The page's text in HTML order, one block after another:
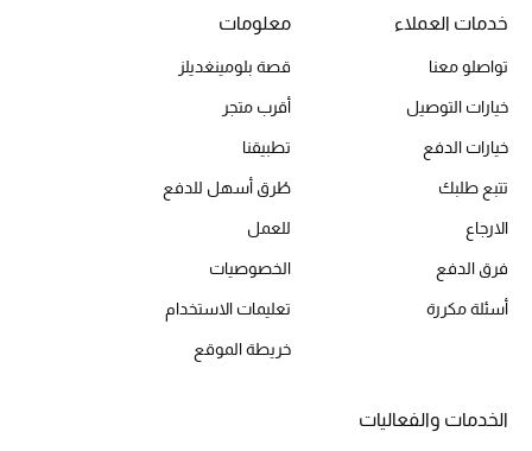
مكتشف العطور
العناية بالبشرة
مستحضرات العناية
مستحضرات الاستحمام والعناية بالجسم
العناية بالشعر
خدمات العملاء
تواصلو معنا
خيارات التوصيل
خيارات الدفع
تتبع طلبك
الارجاع
فرق الدفع
أسئلة مكررة
معلومات
قصة بلومينغديلز
أقرب متجر
تطبيقنا
طُرق أسهل للدفع
للعمل
الخصوصيات
تعليمات الاستخدام
خريطة الموقع
الخدمات والفعاليات